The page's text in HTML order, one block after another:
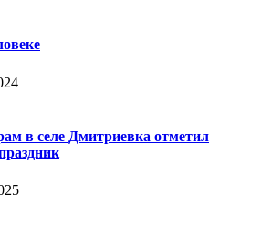
в селе Дмитриевка отметил